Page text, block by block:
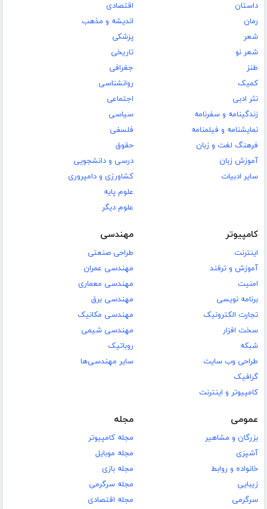
داستان
رمان
شعر
شعر نو
طنز
کمیک
نثر ادبی
زندگینامه و سفرنامه
نمایشنامه و فیلمنامه
فرهنگ لغت و زبان
آموزش زبان
سایر ادبیات
اقتصادی
اندیشه و مذهب
پزشکی
تاریخی
جغرافی
روانشناسی
اجتماعی
سیاسی
فلسفی
حقوق
درسی و دانشجویی
کشاورزی و دامپروری
علوم پایه
علوم دیگر
کامپیوتر
اینترنت
آموزش و ترفند
امنیت
برنامه نویسی
تجارت الکترونیک
سخت افزار
شبکه
طراحی وب سایت
گرافیک
کامپیوتر و اینترنت
مهندسی
طراحی صنعتی
مهندسی عمران
مهندسی معماری
مهندسی برق
مهندسی مکانیک
مهندسی شیمی
روباتیک
سایر مهندسی‌ها
عمومی
بزرگان و مشاهیر
آشپزی
خانواده و روابط
زیبایی
سرگرمی
مجله
مجله کامپیوتر
مجله موبایل
مجله بازی
مجله سرگرمی
مجله اقتصادی